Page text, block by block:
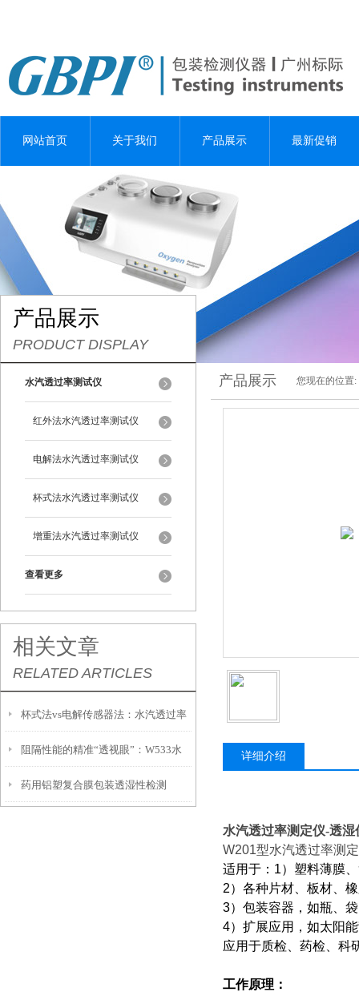
网站首页 关于我们 产品展示 最新促销
产品展示
PRODUCT DISPLAY
水汽透过率测试仪
红外法水汽透过率测试仪
电解法水汽透过率测试仪
杯式法水汽透过率测试仪
增重法水汽透过率测试仪
查看更多
相关文章
RELATED ARTICLES
杯式法vs电解传感器法：水汽透过率
测试仪两大技术路线到底怎么选？
阻隔性能的精准“透视眼”：W533水
汽透过率测试仪功能解析
药用铝塑复合膜包装透湿性检测
产品展示 您现在的位置:
详细介绍
水汽透过率测定仪-透湿
W201型水汽透过率测
适用于：1）塑料薄膜
2）各种片材、板材、
3）包装容器，如瓶、
4）扩展应用，如太阳
应用于质检、药检、科
工作原理：